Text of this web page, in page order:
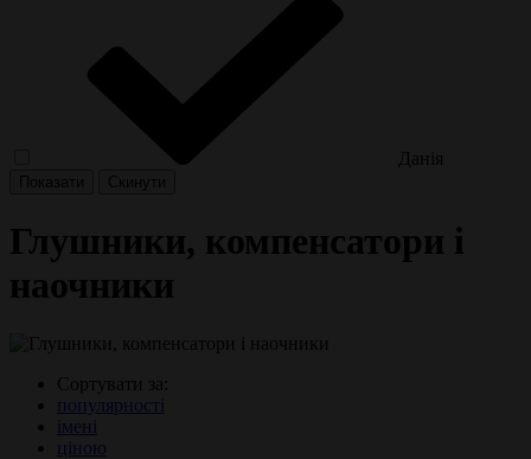
Данія
Глушники, компенсатори і
наочники
Сортувати за:
популярності
імені
ціною